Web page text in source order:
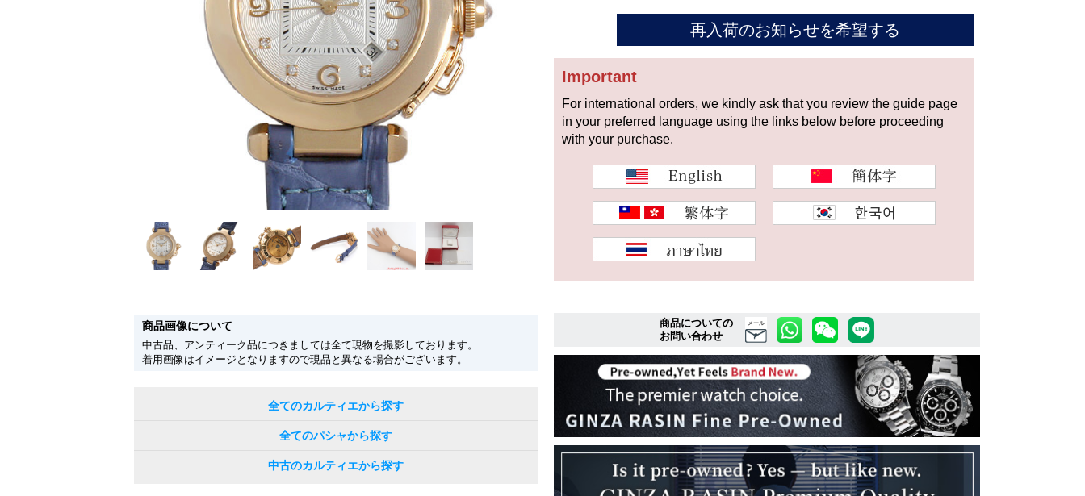
再入荷のお知らせを希望する
Important
For international orders, we kindly ask that you review the guide page
in your preferred language using the links below before proceeding
with your purchase.
商品画像について
中古品、アンティーク品につきましては全て現物を撮影しております。
着用画像はイメージとなりますので現品と異なる場合がございます。
全てのカルティエから探す
全てのパシャから探す
中古のカルティエから探す
商品についての
お問い合わせ
メール